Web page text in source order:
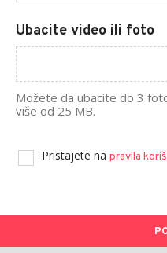
Ubacite video ili foto
Možete da ubacite do 3
više od 25 MB.
Pristajete na pravila